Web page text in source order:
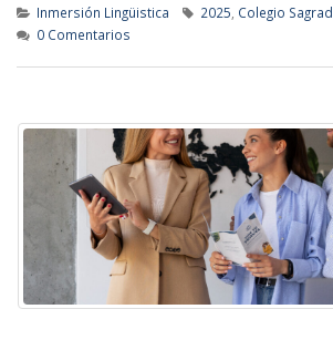
Inmersión Lingüistica 2025, Colegio
0 Comentarios